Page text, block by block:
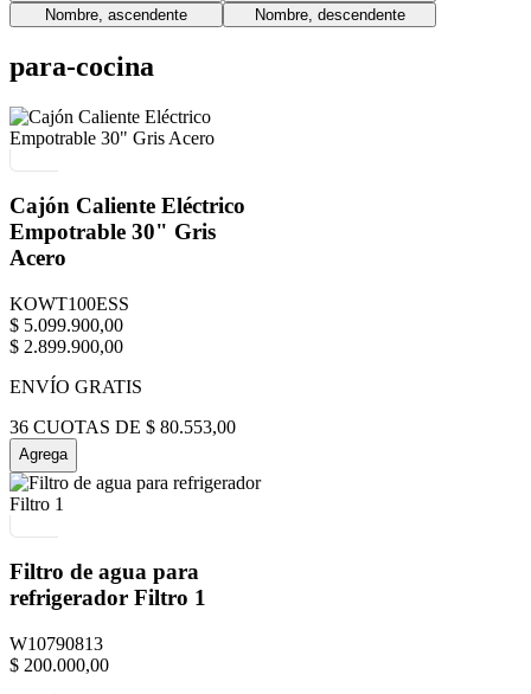
Nombre, ascendente
Nombre, descendente
para-cocina
Cajón Caliente Eléctrico
Empotrable 30" Gris
Acero
KOWT100ESS
$ 5.099.900,00
$ 2.899.900,00
ENVÍO GRATIS
36 CUOTAS DE $ 80.553,00
Agrega
Filtro de agua para
refrigerador Filtro 1
W10790813
$ 200.000,00